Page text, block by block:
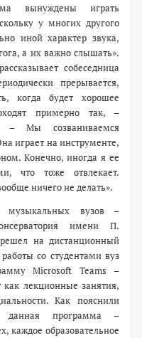
вынуждены играть
у многих другого
иной характер звука,
а их важно слышать».
собеседница
прерывается,
когда будет хорошее
примерно так, –
– Мы созваниваемся
играет на инструменте,
Конечно, иногда я ее
что тоже отвлекает.
ничего не делать».
музыкальных вузов –
имени П.
на дистанционный
со студентами вуз
Microsoft Teams –
лекционные занятия,
Как пояснили
данная программа –
каждое образовательное